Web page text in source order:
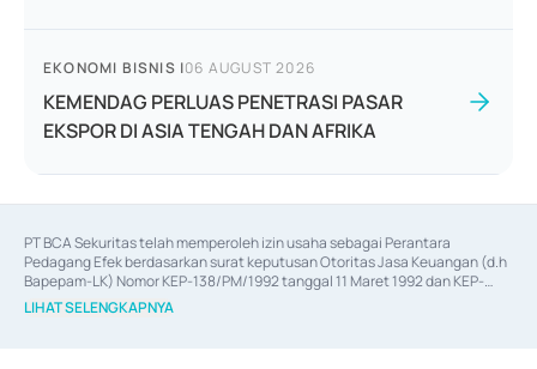
EKONOMI BISNIS |06 AUGUST 2026
KEMENDAG PERLUAS PENETRASI PASAR
EKSPOR DI ASIA TENGAH DAN AFRIKA
PT BCA Sekuritas telah memperoleh izin usaha sebagai Perantara
Pedagang Efek berdasarkan surat keputusan Otoritas Jasa Keuangan (d.h
Bapepam-LK) Nomor KEP-138/PM/1992 tanggal 11 Maret 1992 dan KEP-
06/D.04/2014 tanggal 28 Februari 2014, izin usaha sebagai Penjamin Emisi
Efek berdasarkan surat keputusan Otoritas Jasa Keuangan Nomor KEP-
LIHAT SELENGKAPNYA